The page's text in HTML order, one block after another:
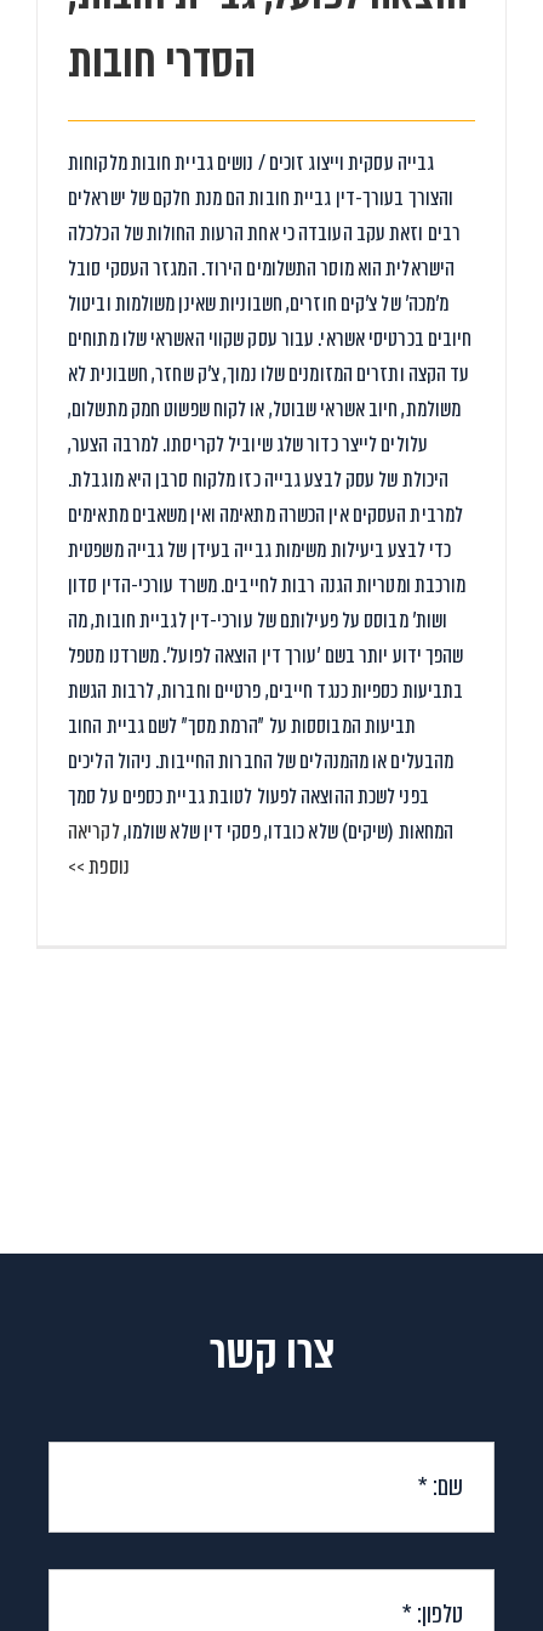
הסדרי חובות
גבייה עסקית וייצוג זוכים / נושים גביית חובות מלקוחות
והצורך בעורך-דין גביית חובות הם מנת חלקם של ישראלים
רבים וזאת עקב העובדה כי אחת הרעות החולות של הכלכלה
הישראלית הוא מוסר התשלומים הירוד. המגזר העסקי סובל
מ'מכה' של צ'קים חוזרים, חשבוניות שאינן משולמות וביטול
חיובים בכרטיסי אשראי. עבור עסק שקווי האשראי שלו מתוחים
עד הקצה ותזרים המזומנים שלו נמוך, צ'ק שחזר, חשבונית לא
משולמת, חיוב אשראי שבוטל, או לקוח שפשוט חמק מתשלום,
עלולים לייצר כדור שלג שיוביל לקריסתו. למרבה הצער,
היכולת של עסק לבצע גבייה כזו מלקוח סרבן היא מוגבלת.
למרבית העסקים אין הכשרה מתאימה ואין משאבים מתאימים
כדי לבצע ביעילות משימות גבייה בעידן של גבייה משפטית
מורכבת ומטריות הגנה רבות לחייבים. משרד עורכי-הדין סדון
ושות' מבוסס על פעילותם של עורכי-דין לגביית חובות, מה
שהפך ידוע יותר בשם 'עורך דין הוצאה לפועל'. משרדנו מטפל
בתביעות כספיות כנגד חייבים, פרטיים וחברות, לרבות הגשת
תביעות המבוססות על "הרמת מסך" לשם גביית החוב
מהבעלים או מהמנהלים של החברות החייבות. ניהול הליכים
בפני לשכת ההוצאה לפעול לטובת גביית כספים על סמך
המחאות (שיקים) שלא כובדו, פסקי דין שלא שולמו,לקריאה
נוספת >>
צרו קשר